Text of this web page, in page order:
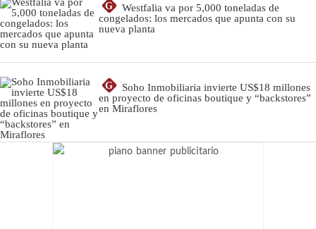
G
Westfalia va por 5,000 toneladas de
congelados: los mercados que apunta con su
nueva planta
G
Soho Inmobiliaria invierte US$18 millones
en proyecto de oficinas boutique y “backstores”
en Miraflores